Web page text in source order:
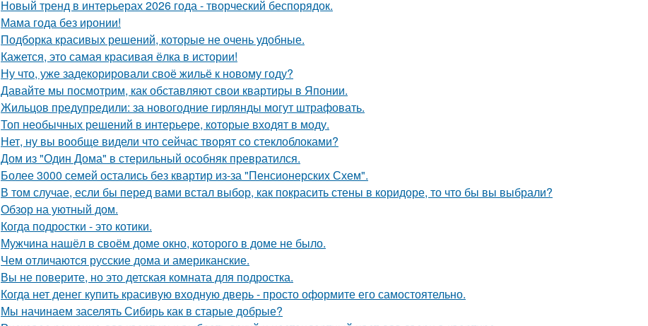
Новый тренд в интерьерах 2026 года - творческий беспорядок.
Мама года без иронии!
Подборка красивых решений, которые не очень удобные.
Кажется, это самая красивая ёлка в истории!
Ну что, уже задекорировали своё жильё к новому году?
Давайте мы посмотрим, как обставляют свои квартиры в Японии.
Жильцов предупредили: за новогодние гирлянды могут штрафовать.
Топ необычных решений в интерьере, которые входят в моду.
Нет, ну вы вообще видели что сейчас творят со стеклоблоками?
Дом из "Один Дома" в стерильный особняк превратился.
Более 3000 семей остались без квартир из-за "Пенсионерских Схем".
В том случае, если бы перед вами встал выбор, как покрасить стены в коридоре, то что бы вы выбрали?
Обзор на уютный дом.
Когда подростки - это котики.
Мужчина нашёл в своём доме окно, которого в доме не было.
Чем отличаются русские дома и американские.
Вы не поверите, но это детская комната для подростка.
Когда нет денег купить красивую входную дверь - просто оформите его самостоятельно.
Мы начинаем заселять Сибирь как в старые добрые?